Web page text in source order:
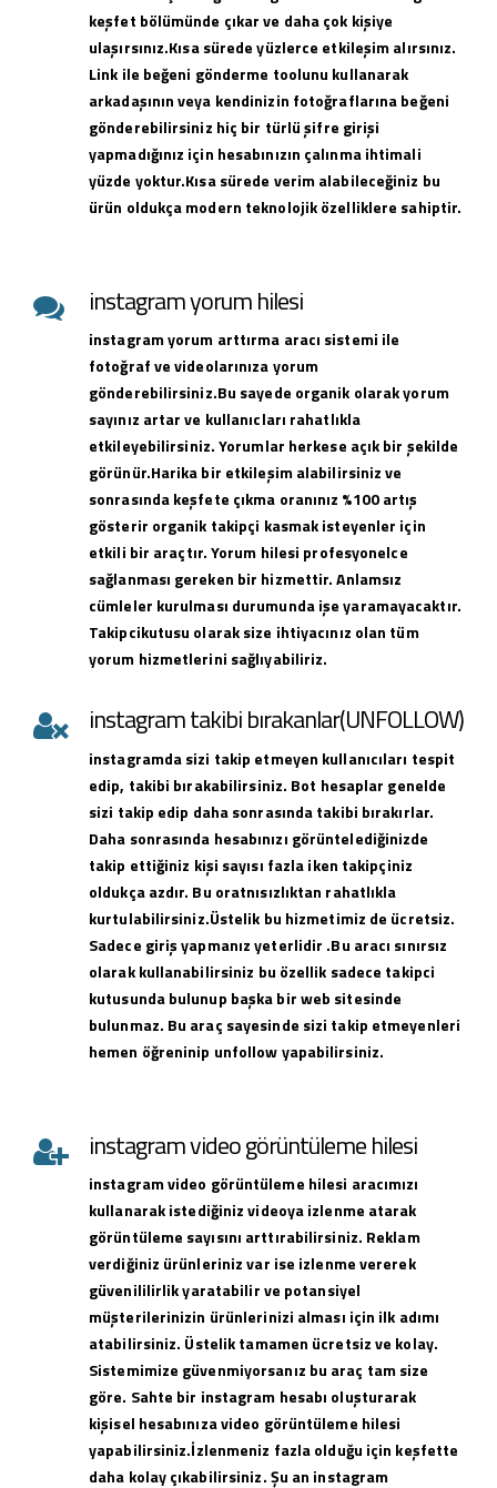
keşfet bölümünde çıkar ve daha çok kişiye
ulaşırsınız.Kısa sürede yüzlerce etkileşim alırsınız.
Link ile beğeni gönderme toolunu kullanarak
arkadaşının veya kendinizin fotoğraflarına beğeni
gönderebilirsiniz hiç bir türlü şifre girişi
yapmadığınız için hesabınızın çalınma ihtimali
yüzde yoktur.Kısa sürede verim alabileceğiniz bu
ürün oldukça modern teknolojik özelliklere sahiptir.
instagram yorum hilesi
instagram yorum arttırma aracı sistemi ile
fotoğraf ve videolarınıza yorum
gönderebilirsiniz.Bu sayede organik olarak yorum
sayınız artar ve kullanıcları rahatlıkla
etkileyebilirsiniz. Yorumlar herkese açık bir şekilde
görünür.Harika bir etkileşim alabilirsiniz ve
sonrasında keşfete çıkma oranınız %100 artış
gösterir organik takipçi kasmak isteyenler için
etkili bir araçtır. Yorum hilesi profesyonelce
sağlanması gereken bir hizmettir. Anlamsız
cümleler kurulması durumunda işe yaramayacaktır.
Takipcikutusu olarak size ihtiyacınız olan tüm
yorum hizmetlerini sağlıyabiliriz.
instagram takibi bırakanlar(UNFOLLOW)
instagramda sizi takip etmeyen kullanıcıları tespit
edip, takibi bırakabilirsiniz. Bot hesaplar genelde
sizi takip edip daha sonrasında takibi bırakırlar.
Daha sonrasında hesabınızı görüntelediğinizde
takip ettiğiniz kişi sayısı fazla iken takipçiniz
oldukça azdır. Bu oratnısızlıktan rahatlıkla
kurtulabilirsiniz.Üstelik bu hizmetimiz de ücretsiz.
Sadece giriş yapmanız yeterlidir .Bu aracı sınırsız
olarak kullanabilirsiniz bu özellik sadece takipci
kutusunda bulunup başka bir web sitesinde
bulunmaz. Bu araç sayesinde sizi takip etmeyenleri
hemen öğreninip unfollow yapabilirsiniz.
instagram video görüntüleme hilesi
instagramvideo görüntüleme hilesi aracımızı
kullanarak istediğiniz videoya izlenme atarak
görüntüleme sayısını arttırabilirsiniz. Reklam
verdiğiniz ürünleriniz var ise izlenme vererek
güvenililirlik yaratabilir ve potansiyel
müşterilerinizin ürünlerinizi alması için ilk adımı
atabilirsiniz. Üstelik tamamen ücretsiz ve kolay.
Sistemimize güvenmiyorsanız bu araç tam size
göre. Sahte bir instagram hesabı oluşturarak
kişisel hesabınıza video görüntüleme hilesi
yapabilirsiniz.İzlenmeniz fazla olduğu için keşfette
daha kolay çıkabilirsiniz. Şu an instagram